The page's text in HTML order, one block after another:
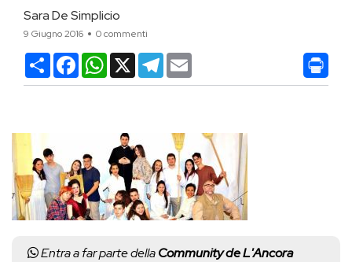
Sara De Simplicio
9 Giugno 2016 0 commenti
CondividiFacebookWhatsApp
X Telegram
Entra a far parte dellaCommunity de L'Ancora